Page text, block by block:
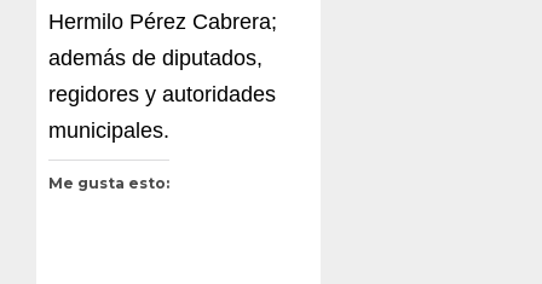
Hermilo Pérez Cabrera;
además de diputados,
regidores y autoridades
municipales.
Me gusta esto: